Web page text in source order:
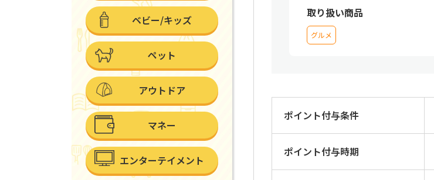
ベビー/キッズ
ペット
アウトドア
マネー
エンターテイメント
取り扱い商品
グルメ
ポイント付与条件
ポイント付与時期